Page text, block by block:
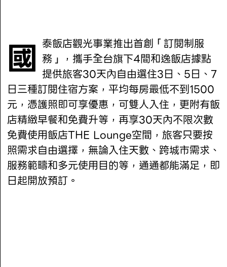
國泰飯店觀光事業推出首創「訂閱制服 務」，攜手全台旗下4間和逸飯店據點
提供旅客30天內自由選住3日、5日、7
日三種訂閱住宿方案，平均每房最低不到1500
元，憑護照即可享優惠，可雙人入住，更附有飯
店精緻早餐和免費升等，再享30天內不限次數
免費使用飯店THE Lounge空間，旅客只要按
照需求自由選擇，無論入住天數、跨城市需求、
服務範疇和多元使用目的等，通通都能滿足，即
日起開放預訂。